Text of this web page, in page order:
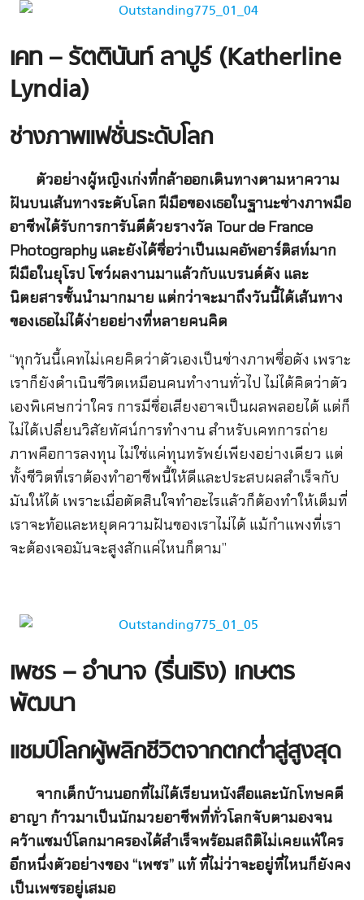
เคท – รัตตินันท์ ลาปูร์ (Katherline
Lyndia)
ช่างภาพแฟชั่นระดับโลก
ตัวอย่างผู้หญิงเก่งที่กล้าออกเดินทางตามหาความ
ฝันบนเส้นทางระดับโลก ฝีมือของเธอในฐานะช่างภาพมือ
อาชีพได้รับการการันตีด้วยรางวัล Tour de France
Photography และยังได้ชื่อว่าเป็นเมคอัพอาร์ติสท์มาก
ฝีมือในยุโรป โชว์ผลงานมาแล้วกับแบรนด์ดัง และ
นิตยสารชั้นนำมากมาย แต่กว่าจะมาถึงวันนี้ได้เส้นทาง
ของเธอไม่ได้ง่ายอย่างที่หลายคนคิด
“ทุกวันนี้เคทไม่เคยคิดว่าตัวเองเป็นช่างภาพชื่อดัง เพราะ
เราก็ยังดำเนินชีวิตเหมือนคนทำงานทั่วไป ไม่ได้คิดว่าตัว
เองพิเศษกว่าใคร การมีชื่อเสียงอาจเป็นผลพลอยได้ แต่ก็
ไม่ได้เปลี่ยนวิสัยทัศน์การทำงาน สำหรับเคทการถ่าย
ภาพคือการลงทุน ไม่ใช่แค่ทุนทรัพย์เพียงอย่างเดียว แต่
ทั้งชีวิตที่เราต้องทำอาชีพนี้ให้ดีและประสบผลสำเร็จกับ
มันให้ได้ เพราะเมื่อตัดสินใจทำอะไรแล้วก็ต้องทำให้เต็มที่
เราจะท้อและหยุดความฝันของเราไม่ได้ แม้กำแพงที่เรา
จะต้องเจอมันจะสูงสักแค่ไหนก็ตาม”
เพชร – อำนาจ (รื่นเริง) เกษตร
พัฒนา
แชมป์โลกผู้พลิกชีวิตจากตกต่ำสู่สูงสุด
จากเด็กบ้านนอกที่ไม่ได้เรียนหนังสือและนักโทษคดี
อาญา ก้าวมาเป็นนักมวยอาชีพที่ทั่วโลกจับตามองจน
คว้าแชมป์โลกมาครองได้สำเร็จพร้อมสถิติไม่เคยแพ้ใคร
อีกหนึ่งตัวอย่างของ “เพชร” แท้ ที่ไม่ว่าจะอยู่ที่ไหนก็ยังคง
เป็นเพชรอยู่เสมอ